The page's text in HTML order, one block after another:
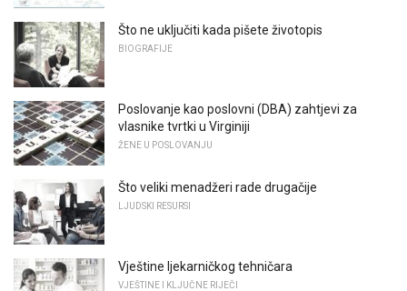
Što ne uključiti kada pišete životopis
BIOGRAFIJE
Poslovanje kao poslovni (DBA) zahtjevi za
vlasnike tvrtki u Virginiji
ŽENE U POSLOVANJU
Što veliki menadžeri rade drugačije
LJUDSKI RESURSI
Vještine ljekarničkog tehničara
VJEŠTINE I KLJUČNE RIJEČI